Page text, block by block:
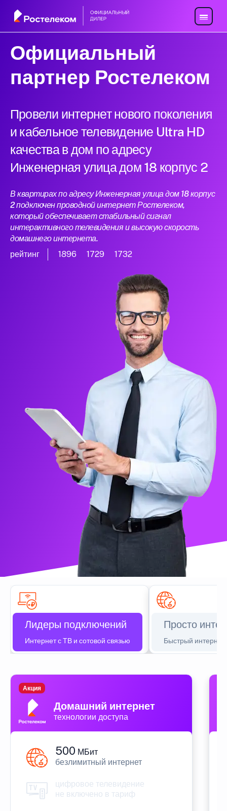
Официальный
партнер Ростелеком
Провели интернет нового поколения
и кабельное телевидение Ultra HD
качества в дом по адресу
Инженерная улица дом 18 корпус 2
В квартирах по адресу Инженерная улица дом 18 корпус
2 подключен проводной интернет Ростелеком,
который обеспечивает стабильный сигнал
интерактивного телевидения и высокую скорость
домашнего интернета.
рейтинг
1896 1729 1732
Лидеры подключений
Интернет с ТВ и сотовой связью
Просто
Быстрый интернет
Домашний интернет
технологии доступа
Акция
500 МБит
безлимитный интернет
цифровое телевидение
не включено в тариф